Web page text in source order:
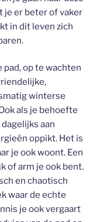
je er beter of vaker
in dit leven zich
pad, op te wachten
winterse
als je behoefte
aan
oppikt. Het is
je ook woont. Een
of arm je ook bent.
en chaotisch
waar de echte
je ook vergaart